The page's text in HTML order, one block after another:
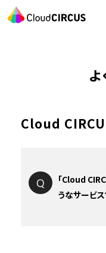
よ
Cloud
「Cloud
うなサービ